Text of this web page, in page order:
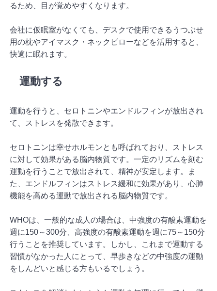
るため、目が覚めやすくなります。
会社に仮眠室がなくても、デスクで使用できるうつぶせ
用の枕やアイマスク・ネックピローなどを活用すると、
快適に眠れます。
運動する
運動を行うと、セロトニンやエンドルフィンが放出され
て、ストレスを発散できます。
セロトニンは幸せホルモンとも呼ばれており、ストレス
に対して効果がある脳内物質です。一定のリズムを刻む
運動を行うことで放出されて、精神が安定します。ま
た、エンドルフィンはストレス緩和に効果があり、心肺
機能を高める運動で放出される脳内物質です。
WHOは、一般的な成人の場合は、中強度の有酸素運動を
週に150～300分、高強度の有酸素運動を週に75～150分
行うことを推奨しています。しかし、これまで運動する
習慣がなかった人にとって、早歩きなどの中強度の運動
をしんどいと感じる方もいるでしょう。